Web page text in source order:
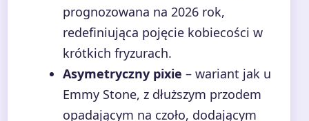
prognozowana na 2026 rok,
redefiniująca pojęcie kobiecości w
krótkich fryzurach.
Asymetryczny pixie – wariant jak u
Emmy Stone, z dłuższym przodem
opadającym na czoło, dodającym